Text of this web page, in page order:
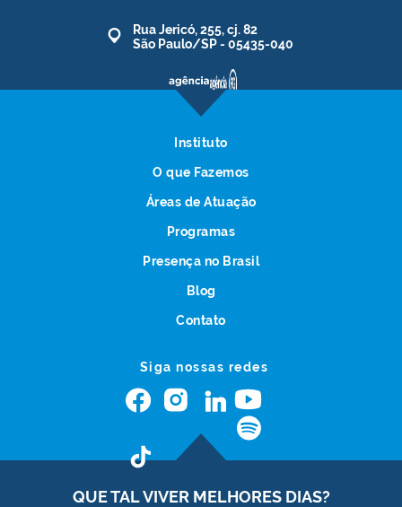
Rua Jericó, 255, cj. 82
São Paulo/SP - 05435-040
Instituto
O que Fazemos
Áreas de Atuação
Programas
Presença no Brasil
Blog
Contato
Siga nossas redes
QUE TAL VIVER MELHORES DIAS?